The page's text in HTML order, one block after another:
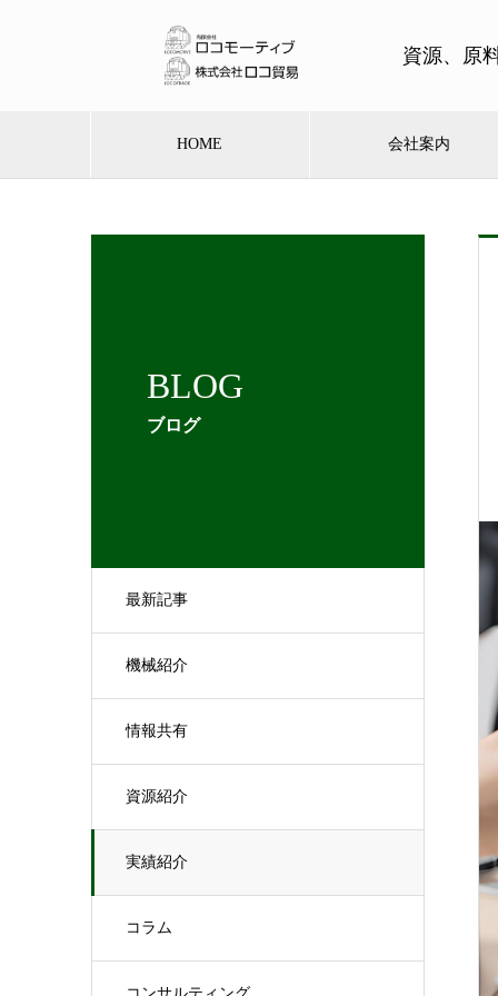
資源、原
HOME 会社案内
BLOG
ブログ
最新記事
機械紹介
情報共有
資源紹介
実績紹介
コラム